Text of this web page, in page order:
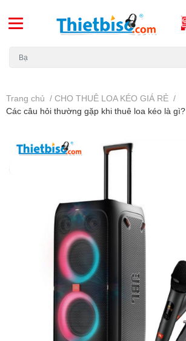
Trang chủ / CHO THUÊ LOA KÉO GIÁ RẺ /
Các câu hỏi thường gặp khi thuê loa kéo là gì?